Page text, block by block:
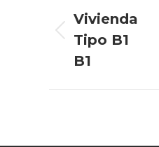
entre
proyectos
Proyecto
anterior
Vivienda
Tipo B1
B1